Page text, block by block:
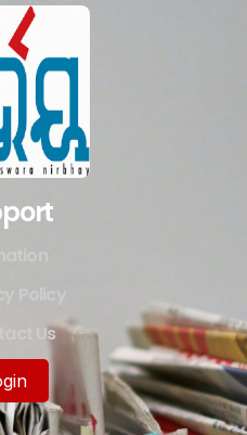
Policy
Us